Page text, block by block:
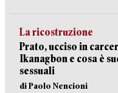
La ricostruzione
Prato, ucciso in
Ikanagbon e cosa è
sessuali
di Paolo Nencioni